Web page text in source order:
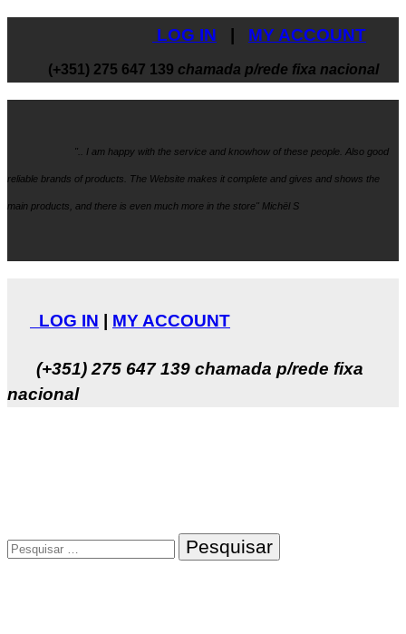
LOG IN MY ACCOUNT
(+351) 275 647 139 chamada p/rede fixa nacional
".. I am happy with the service and knowhow of these people. Also good
reliable brands of products. The Website makes it complete and gives and shows the
main products, and there is even much more in the store" Michël S
LOG IN MY ACCOUNT
(+351) 275 647 139 chamada p/rede fixa
nacional
Pesquisar
por: